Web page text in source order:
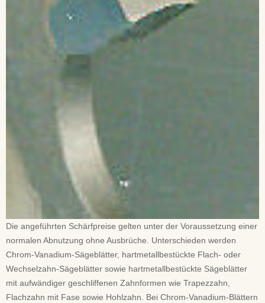
Die angeführten Schärfpreise gelten unter der Voraussetzung einer
normalen Abnutzung ohne Ausbrüche. Unterschieden werden
Chrom-Vanadium-Sägeblätter, hartmetallbestückte Flach- oder
Wechselzahn-Sägeblätter sowie hartmetallbestückte Sägeblätter
mit aufwändiger geschliffenen Zahnformen wie Trapezzahn,
Flachzahn mit Fase sowie Hohlzahn. Bei Chrom-Vanadium-Blättern